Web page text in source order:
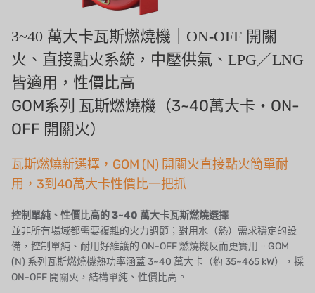
德國 SIEMENS
美國 PULSAFEEDER
丹麥 DANFOSS
法國 SUNTEC
日本 NOP
日本 OLYMPIA
3~40 萬大卡瓦斯燃燒機｜ON-OFF 開關
火、直接點火系統，中壓供氣、LPG／LNG
皆適用，性價比高
GOM系列 瓦斯燃燒機（3~40萬大卡・ON-
OFF 開關火）
瓦斯燃燒新選擇，GOM (N) 開關火直接點火簡單耐
用，3到40萬大卡性價比一把抓
控制單純、性價比高的 3~40 萬大卡瓦斯燃燒選擇
並非所有場域都需要複雜的火力調節；對用水（熱）需求穩定的設
備，控制單純、耐用好維護的 ON-OFF 燃燒機反而更實用。GOM
(N) 系列瓦斯燃燒機熱功率涵蓋 3~40 萬大卡（約 35~465 kW），採
ON-OFF 開關火，結構單純、性價比高。